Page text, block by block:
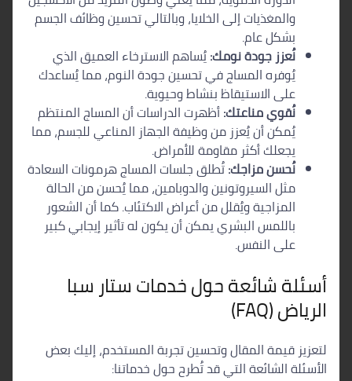
والمغذيات إلى الخلايا، وبالتالي تحسين وظائف الجسم
بشكل عام.
نُعزز جودة نومك:يُساهم الاسترخاء العميق الذي
يُوفره المساج في تحسين جودة النوم، مما يُساعدك
على الاستيقاظ بنشاط وحيوية.
نُقوي مناعتك:أظهرت الدراسات أن المساج المنتظم
يُمكن أن يُعزز من وظيفة الجهاز المناعي للجسم، مما
يجعلك أكثر مقاومة للأمراض.
نُحسن مزاجك:تُطلق جلسات المساج هرمونات السعادة
مثل السيروتونين والدوبامين، مما يُحسن من الحالة
المزاجية ويُقلل من أعراض الاكتئاب. كما أن الشعور
باللمس البشري يمكن أن يكون له تأثير إيجابي كبير
على النفس.
أسئلة شائعة حول خدمات ستار سبا
الرياض (FAQ)
لتعزيز قيمة المقال وتحسين تجربة المستخدم، إليك بعض
الأسئلة الشائعة التي قد تُطرح حول خدماتنا: